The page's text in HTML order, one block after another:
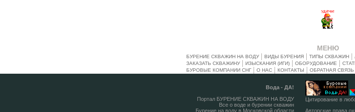
МЕНЮ
БУРЕНИЕ СКВАЖИН НА ВОДУ ВИДЫ БУРЕНИЯ ТИПЫ СКВАЖИН
ЗАКАЗАТЬ СКВАЖИНУ
ИЗЫСКАНИЯ (ИГИ) ОБОРУДОВАНИЕ
БУРОВЫЕ КОМПАНИИ СНГ
О НАС КОНТАКТЫ ОБРАТНАЯ СВЯЗЬ
Вода - ДА!
Портал БУРЕНИЕ СКВАЖИН НА ВОДУ
Все о воде и бурении скважин
Бурение на воду в Московской области
Цитирование в
Авторские права